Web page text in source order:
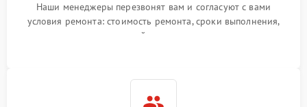
Наши менеджеры перезвонят вам и согласуют с вами
условия ремонта: стоимость ремонта, сроки выполнения,
гарантийные условия